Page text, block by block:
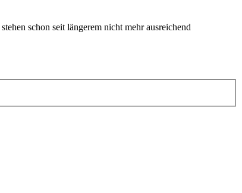
schon seit längerem nicht mehr ausreichend